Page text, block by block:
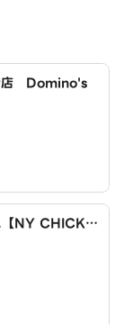
店 Domino's
【NY CHICKE